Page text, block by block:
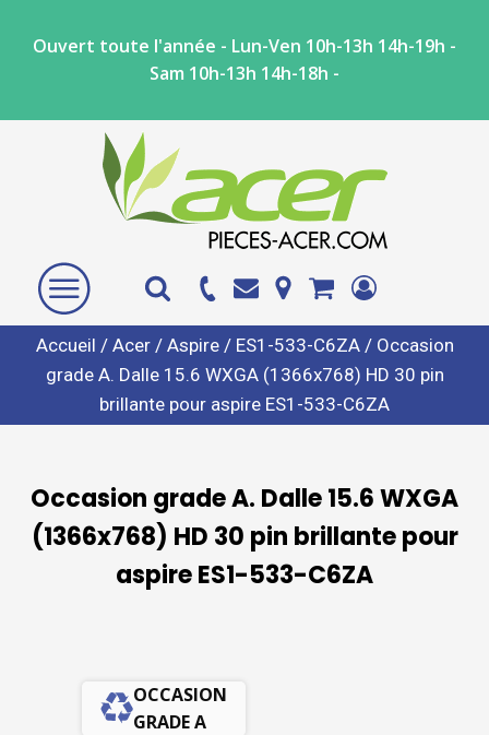
Ouvert toute l'année - Lun-Ven 10h-13h 14h-19h -
Sam 10h-13h 14h-18h -
Accueil / Acer/ Aspire/ ES1-533-C6ZA/ Occasion
grade A. Dalle 15.6 WXGA (1366x768) HD 30 pin
brillante pour aspire ES1-533-C6ZA
Occasion grade A. Dalle 15.6 WXGA
(1366x768) HD 30 pin brillante pour
aspire ES1-533-C6ZA
OCCASION
GRADE A